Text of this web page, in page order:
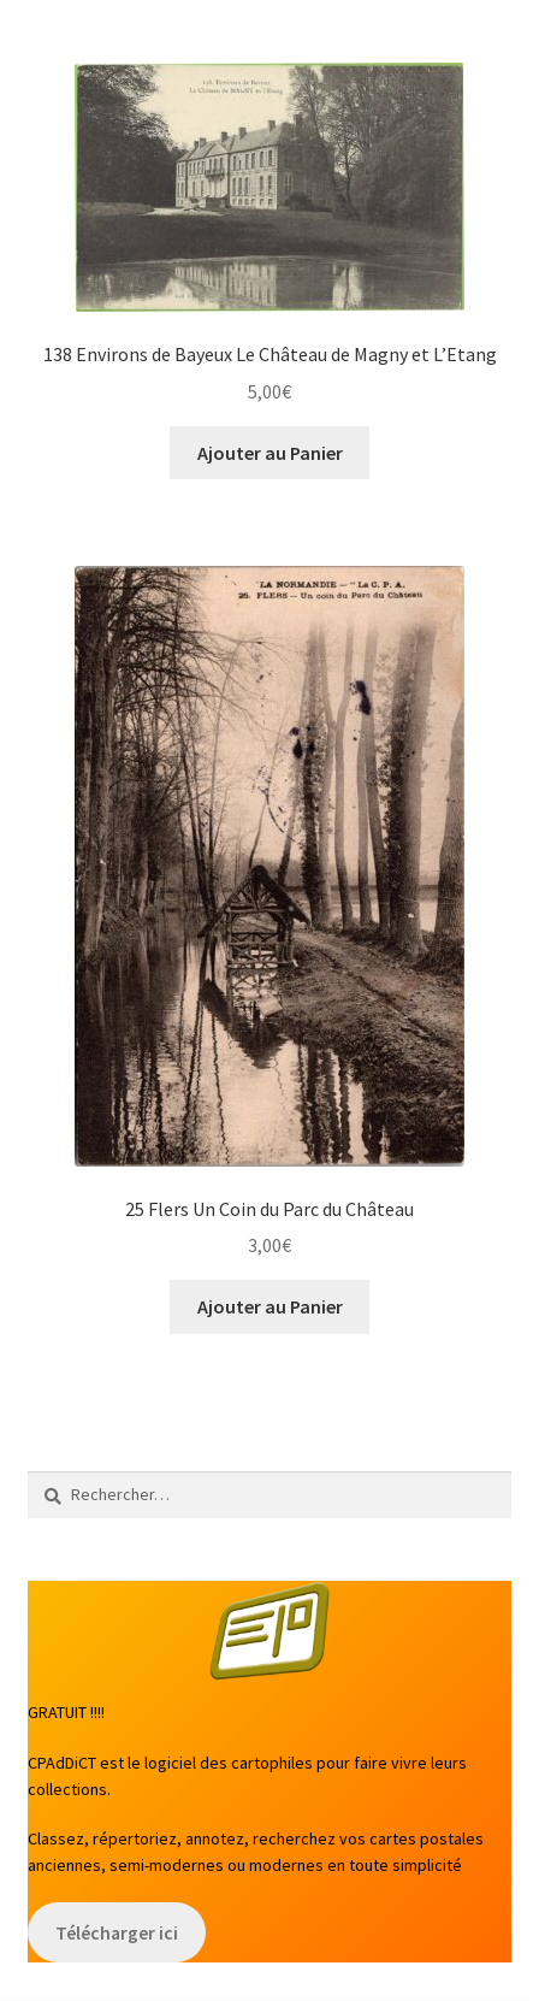
138 Environs de Bayeux Le Château de Magny et L’Etang
5,00€
Ajouter au Panier
25 Flers Un Coin du Parc du Château
3,00€
Ajouter au Panier
Rechercher :
GRATUIT !!!!
CPAdDiCT est le logiciel des cartophiles pour faire vivre leurs
collections.
Classez, répertoriez, annotez, recherchez vos cartes postales
anciennes, semi-modernes ou modernes en toute simplicité
Télécharger ici